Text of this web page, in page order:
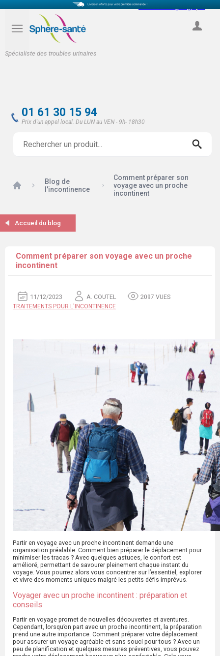
Spécialiste des troubles urinaires
Select Language
01 61 30 15 94
Prix d'un appel local. Du LUN au VEN - 9h- 18h30
Accueil
Blog de
l'incontinence
Comment préparer son
voyage avec un proche
incontinent
Accueil du blog
Comment préparer son voyage avec un proche
incontinent
11/12/2023 A. COUTEL 2097 VUES
TRAITEMENTS POUR L'INCONTINENCE
Partir en voyage avec un proche incontinent demande une
organisation préalable. Comment bien préparer le déplacement pour
minimiser les tracas ? Avec quelques astuces, le confort est
amélioré, permettant de savourer pleinement chaque instant du
voyage. Vous pourrez alors vous concentrer sur l’essentiel, explorer
et vivre des moments uniques malgré les petits défis imprévus.
Voyager avec un proche incontinent : préparation et
conseils
Partir en voyage promet de nouvelles découvertes et aventures.
Cependant, lorsqu’on part avec un proche incontinent, la préparation
prend une autre importance. Comment préparer votre déplacement
pour assurer un voyage agréable et sans souci pour tous ? Avec un
peu de planification et quelques mesures préventives, vous pouvez